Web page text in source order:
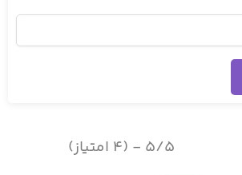
5/5 - (4 امتیاز)